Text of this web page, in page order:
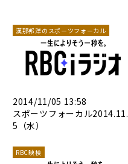
漢那邦洋のスポーツフォーカル
2014/11/05 13:58
スポーツフォーカル2014.11.
5（水）
RBC映検